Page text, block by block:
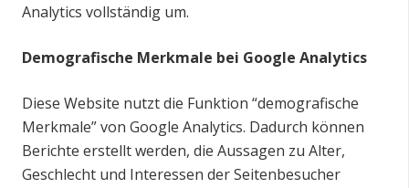
Analytics vollständig um.
Demografische Merkmale bei Google Analytics
Diese Website nutzt die Funktion “demografische
Merkmale” von Google Analytics. Dadurch können
Berichte erstellt werden, die Aussagen zu Alter,
Geschlecht und Interessen der Seitenbesucher